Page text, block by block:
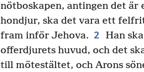
nötboskapen, antingen det
hondjur, ska det vara ett
fram inför Jehova. 2 Han
offerdjurets huvud, och det
till mötestältet, och Arons